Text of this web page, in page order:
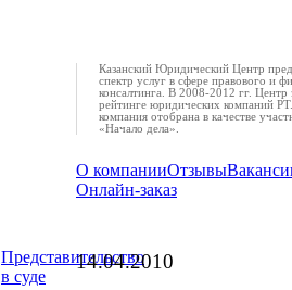
Представительство
в суде
Казанский Юридический Центр
спектр услуг в сфере правового и
консалтинга. В 2008-2012 гг. Центр
рейтинге юридических компаний
компания отобрана в качестве
«Начало дела».
О компанииОтзывы
Онлайн-заказ
14.04.2010